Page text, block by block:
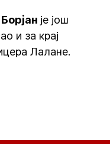
Борјан је још
и за крај
Лалане.